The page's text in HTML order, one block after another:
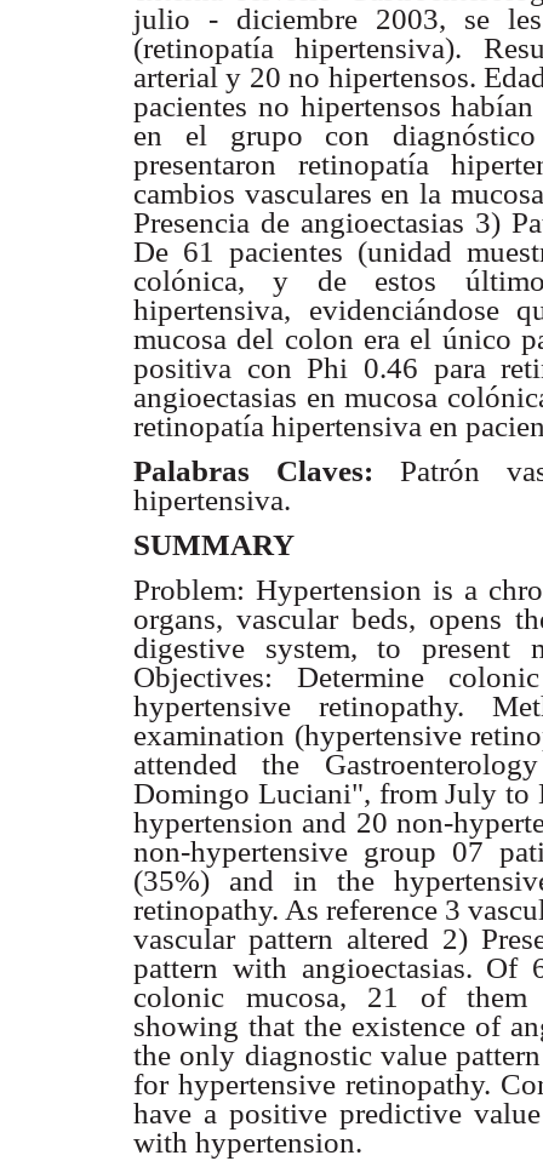
julio - diciembre 2003, se
(retinopatía hipertensiva).
arterial y 20 no hipertensos.
pacientes no hipertensos
en el grupo con
presentaron retinopatía
cambios vasculares en la
Presencia de angioectasias 3)
De 61 pacientes (unidad
colónica, y de estos
hipertensiva, evidenciándose
mucosa del colon era el único
positiva con Phi 0.46 para
angioectasias en mucosa
retinopatía hipertensiva en
Palabras Claves: Patrón
hipertensiva.
SUMMARY
Problem: Hypertension is a
organs, vascular beds, opens
digestive system, to present
Objectives: Determine
hypertensive retinopathy.
examination (hypertensive
attended the
Domingo Luciani", from July to
hypertension and 20 non-
non-hypertensive group 07
(35%) and in the
retinopathy. As reference 3
vascular pattern altered 2)
pattern with angioectasias. Of
colonic mucosa, 21 of them
showing that the existence of
the only diagnostic value
for hypertensive retinopathy.
have a positive predictive
with hypertension.